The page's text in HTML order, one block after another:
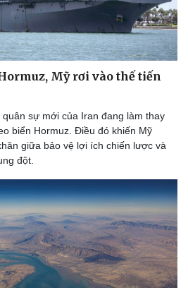
Mỹ rơi vào thế tiến
sự mới của Iran đang làm thay
biển Hormuz. Điều đó khiến Mỹ
giữa bảo vệ lợi ích chiến lược và
đột.